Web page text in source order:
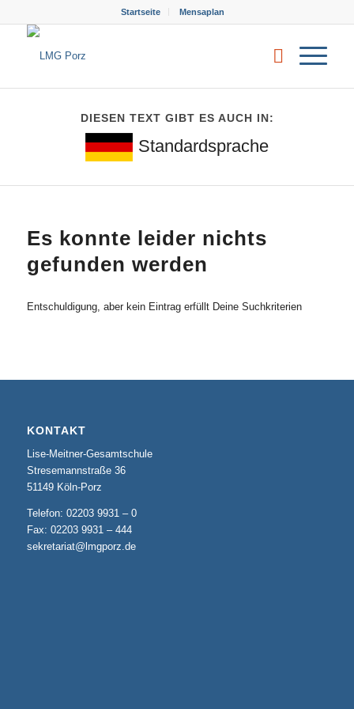
Startseite Mensaplan
DIESEN TEXT GIBT ES AUCH IN:
Standardsprache
Es konnte leider nichts
gefunden werden
Entschuldigung, aber kein Eintrag erfüllt Deine Suchkriterien
KONTAKT
Lise-Meitner-Gesamtschule
Stresemannstraße 36
51149 Köln-Porz
Telefon: 02203 9931 – 0
Fax: 02203 9931 – 444
sekretariat@lmgporz.de